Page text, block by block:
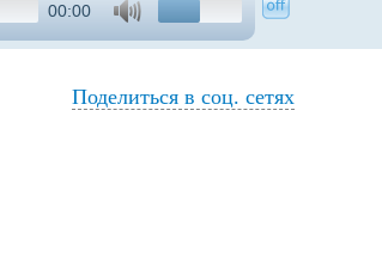
00:00
Поделиться в соц. сетях